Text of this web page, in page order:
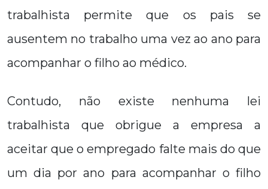
trabalhista permite que os pais se
ausentem no trabalho uma vez ao ano para
acompanhar o filho ao médico.
Contudo, não existe nenhuma lei
trabalhista que obrigue a empresa a
aceitar que o empregado falte mais do que
um dia por ano para acompanhar o filho